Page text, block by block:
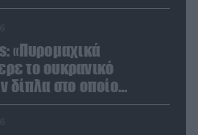
«Πυρομαχικά
το ουκρανικό
δίπλα στο οποίο
το drone στη Λειψία»